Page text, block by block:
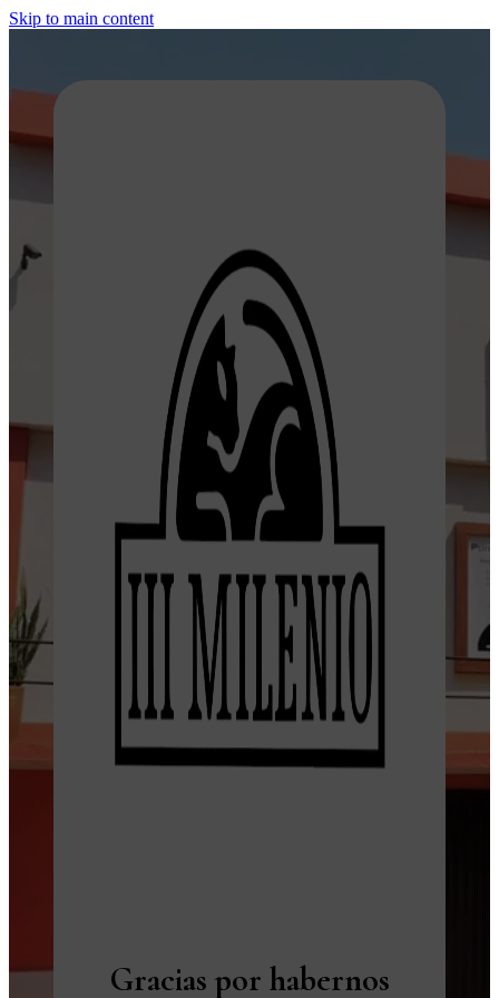
Skip to main content
Gracias por habernos